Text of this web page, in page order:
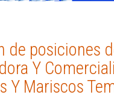
de posiciones
Y
Y Mariscos